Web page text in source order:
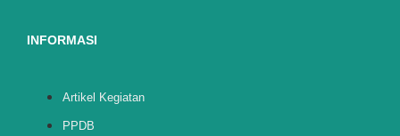
INFORMASI
Artikel Kegiatan
PPDB